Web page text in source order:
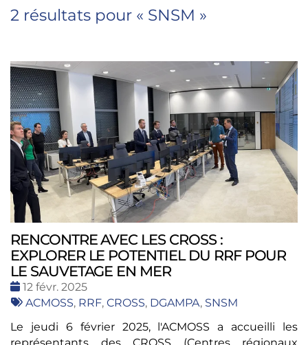
2 résultats pour « SNSM »
RENCONTRE AVEC LES CROSS :
EXPLORER LE POTENTIEL DU RRF POUR
LE SAUVETAGE EN MER
Date
:
12 févr. 2025
Tags
ACMOSS, RRF, CROSS, DGAMPA, SNSM
Le jeudi 6 février 2025, l'ACMOSS a accueilli les